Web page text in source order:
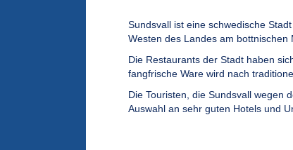
Sundsvall ist eine schwedische
Westen des Landes am bottnischen
Die Restaurants der Stadt haben
fangfrische Ware wird nach
Die Touristen, die Sundsvall wegen
Auswahl an sehr guten Hotels und